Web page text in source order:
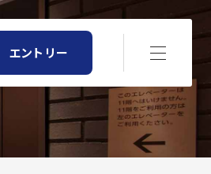
エントリー